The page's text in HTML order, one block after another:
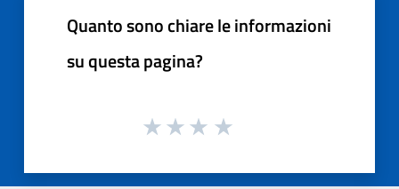
Quanto sono chiare le informazioni
su questa pagina?